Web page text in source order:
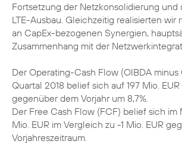
Fortsetzung der Netzkonsolidierung und
LTE-Ausbau. Gleichzeitig realisierten wir
an CapEx-bezogenen Synergien,
Zusammenhang mit der
Der Operating-Cash Flow (OIBDA minus
Quartal 2018 belief sich auf 197 Mio.
gegenüber dem Vorjahr um 8,7%.
Der Free Cash Flow (FCF) belief sich im
Mio. EUR im Vergleich zu -1 Mio. EUR
Vorjahreszeitraum.